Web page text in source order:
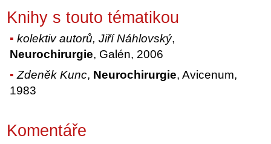
Knihy s touto tématikou
kolektiv autorů, Jiří Náhlovský,
Neurochirurgie, Galén, 2006
Zdeněk Kunc, Neurochirurgie, Avicenum,
1983
Komentáře